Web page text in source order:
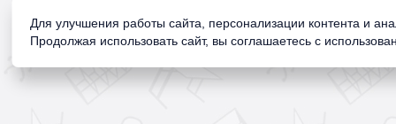
Для улучшения работы сайта, персонализации контента и
Продолжая использовать сайт, вы соглашаетесь с